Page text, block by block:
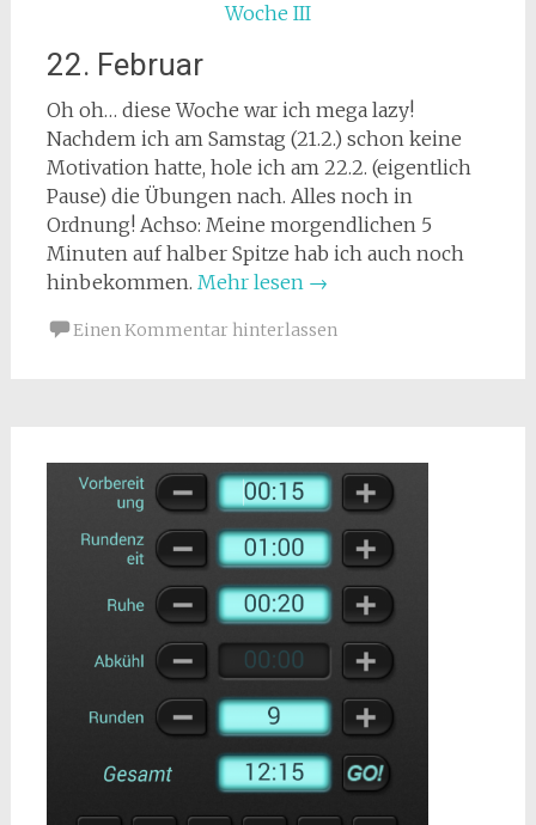
Woche III
22. Februar
Oh oh… diese Woche war ich mega lazy!
Nachdem ich am Samstag (21.2.) schon keine
Motivation hatte, hole ich am 22.2. (eigentlich
Pause) die Übungen nach. Alles noch in
Ordnung! Achso: Meine morgendlichen 5
Minuten auf halber Spitze hab ich auch noch
hinbekommen. Mehr lesen →
Einen Kommentar hinterlassen